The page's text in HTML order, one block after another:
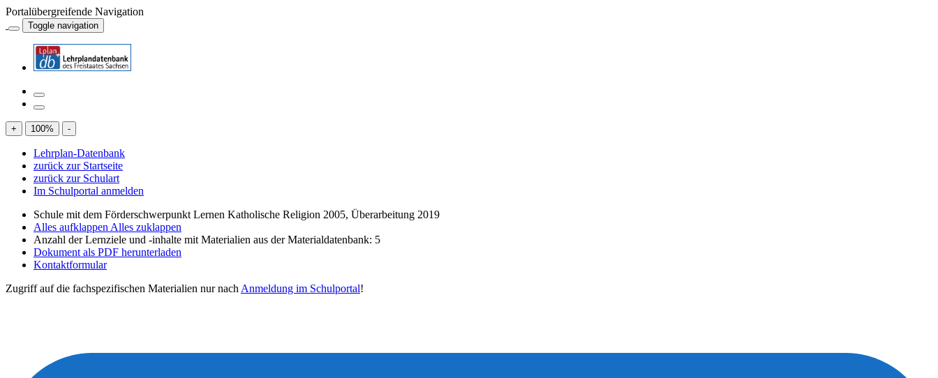
Portalübergreifende Navigation
Toggle navigation
+ 100% -
Lehrplan-Datenbank
zurück zur Startseite
zurück zur Schulart
Im Schulportal anmelden
Schule mit dem Förderschwerpunkt Lernen Katholische Religion 2005, Überarbeitung 2019
Alles aufklappen Alles zuklappen
Anzahl der Lernziele und -inhalte mit Materialien aus der Materialdatenbank: 5
Dokument als PDF herunterladen
Kontaktformular
Zugriff auf die fachspezifischen Materialien nur nach Anmeldung im Schulportal!